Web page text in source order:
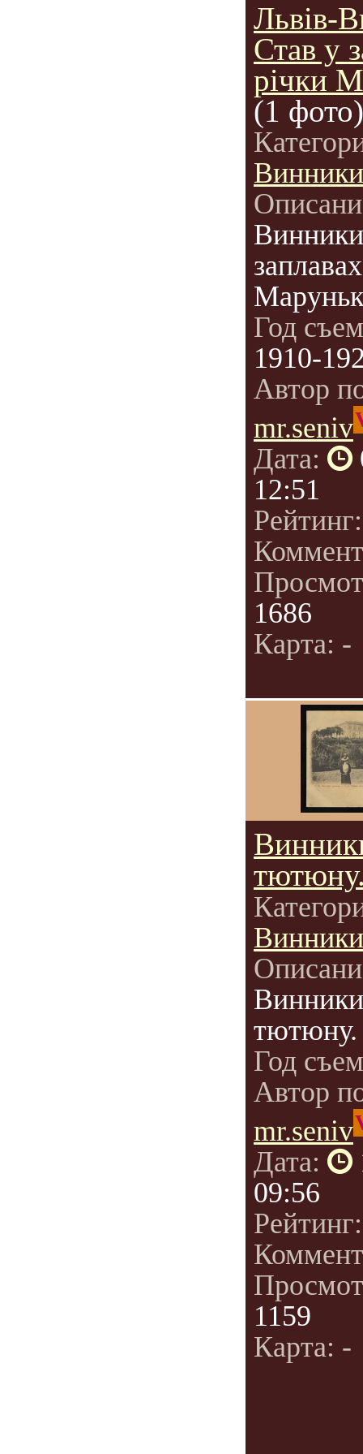
Львів-
Став у
річки
(1 фото)
Винники
Год
1910-
Автор
mr.seniv
Дата:
12:51
1686
Карта: -
Винники
тютюну.
Год
Автор
mr.seniv
Дата:
09:56
1159
Карта: -